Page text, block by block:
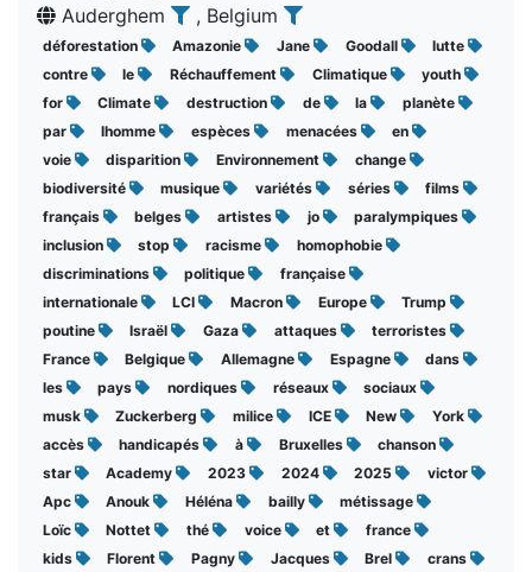
Auderghem
, Belgium
déforestation Amazonie Jane Goodall
lutte
contre
le Réchauffement Climatique
youth
for
Climate destruction de la
planète
par
lhomme espèces menacées
en
voie
disparition Environnement
change
biodiversité
musique variétés séries
films
français
belges artistes jo
paralympiques
inclusion
stop racisme
homophobie
discriminations
politique
française
internationale
LCI Macron Europe
Trump
poutine
Israël Gaza attaques
terroristes
France
Belgique Allemagne Espagne
dans
les
pays nordiques réseaux
sociaux
musk
Zuckerberg milice ICE New
York
accès
handicapés à Bruxelles
chanson
star
Academy 2023 2024 2025
victor
Apc
Anouk Héléna bailly
métissage
Loïc
Nottet thé voice et
france
kids
Florent Pagny Jacques Brel
crans